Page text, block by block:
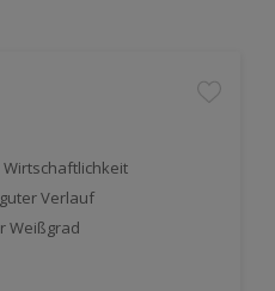
Wirtschaftlichkeit
Verlauf
Weißgrad